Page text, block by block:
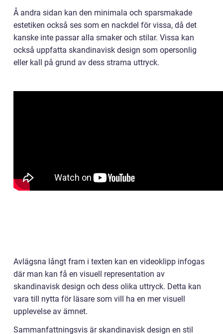
Å andra sidan kan den minimala och sparsmakade
estetiken också ses som en nackdel för vissa, då det
kanske inte passar alla smaker och stilar. Vissa kan
också uppfatta skandinavisk design som opersonlig
eller kall på grund av dess strama uttryck.
Avlägsna långt fram i texten kan en videoklipp infogas
där man kan få en visuell representation av
skandinavisk design och dess olika uttryck. Detta kan
vara till nytta för läsare som vill ha en mer visuell
upplevelse av ämnet.
Sammanfattningsvis är skandinavisk design en stil